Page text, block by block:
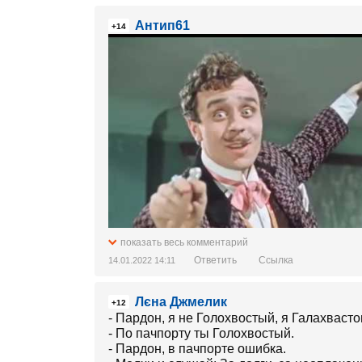
+14 Антип61
показать весь комментарий
14.01.2022 14:11 Ответить Ссылка
+12
Лєна Джмелик
- Пардон, я не Голохвостый, я
- По пачпорту ты Голохвостый.
- Пардон, в пачпорте ошибка.